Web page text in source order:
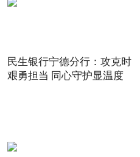
民生银行宁德分行：攻克时
艰勇担当 同心守护显温度